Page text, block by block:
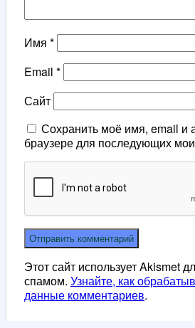
Имя *
Email *
Сайт
Сохранить моё имя, email и
браузере для последующих
Этот сайт использует Akismet
спамом. Узнайте, как
данные комментариев.